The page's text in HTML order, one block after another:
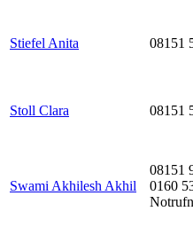
Stiefel Anita 08151
Stoll Clara 08151
Swami Akhilesh Akhil
08151
0160